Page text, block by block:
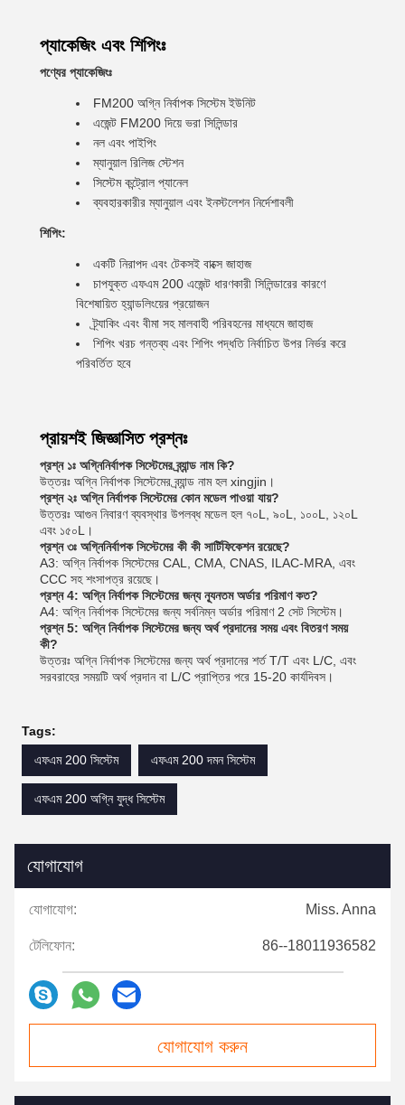
প্যাকেজিং এবং শিপিংঃ
পণ্যের প্যাকেজিংঃ
FM200 অগ্নি নির্বাপক সিস্টেম ইউনিট
এজেন্ট FM200 দিয়ে ভরা সিলিন্ডার
নল এবং পাইপিং
ম্যানুয়াল রিলিজ স্টেশন
সিস্টেম কন্ট্রোল প্যানেল
ব্যবহারকারীর ম্যানুয়াল এবং ইনস্টলেশন নির্দেশাবলী
শিপিং:
একটি নিরাপদ এবং টেকসই বাক্সে জাহাজ
চাপযুক্ত এফএম 200 এজেন্ট ধারণকারী সিলিন্ডারের কারণে
বিশেষায়িত হ্যান্ডলিংয়ের প্রয়োজন
ট্র্যাকিং এবং বীমা সহ মালবাহী পরিবহনের মাধ্যমে জাহাজ
শিপিং খরচ গন্তব্য এবং শিপিং পদ্ধতি নির্বাচিত উপর নির্ভর করে
পরিবর্তিত হবে
প্রায়শই জিজ্ঞাসিত প্রশ্নঃ
প্রশ্ন ১ঃ অগ্নিনির্বাপক সিস্টেমের ব্র্যান্ড নাম কি?
উত্তরঃ অগ্নি নির্বাপক সিস্টেমের ব্র্যান্ড নাম হল xingjin।
প্রশ্ন ২ঃ অগ্নি নির্বাপক সিস্টেমের কোন মডেল পাওয়া যায়?
উত্তরঃ আগুন নিবারণ ব্যবস্থার উপলব্ধ মডেল হল ৭০L, ৯০L, ১০০L, ১২০L
এবং ১৫০L।
প্রশ্ন ৩ঃ অগ্নিনির্বাপক সিস্টেমের কী কী সার্টিফিকেশন রয়েছে?
A3: অগ্নি নির্বাপক সিস্টেমের CAL, CMA, CNAS, ILAC-MRA, এবং
CCC সহ শংসাপত্র রয়েছে।
প্রশ্ন 4: অগ্নি নির্বাপক সিস্টেমের জন্য ন্যূনতম অর্ডার পরিমাণ কত?
A4: অগ্নি নির্বাপক সিস্টেমের জন্য সর্বনিম্ন অর্ডার পরিমাণ 2 সেট সিস্টেম।
প্রশ্ন 5: অগ্নি নির্বাপক সিস্টেমের জন্য অর্থ প্রদানের সময় এবং বিতরণ সময়
কী?
উত্তরঃ অগ্নি নির্বাপক সিস্টেমের জন্য অর্থ প্রদানের শর্ত T/T এবং L/C, এবং
সরবরাহের সময়টি অর্থ প্রদান বা L/C প্রাপ্তির পরে 15-20 কার্যদিবস।
Tags:
এফএম 200 সিস্টেম
এফএম 200 দমন সিস্টেম
এফএম 200 অগ্নি যুদ্ধ সিস্টেম
যোগাযোগ
যোগাযোগ: Miss. Anna
টেলিফোন: 86--18011936582
যোগাযোগ করুন